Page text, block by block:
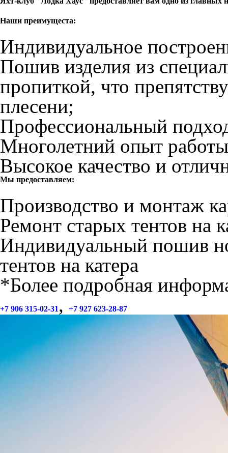
Наши преимущеста:
Индивидуальное
Пошив изделия из
пропиткой, что
плесени;
Профессиональный
Многолетний опыт
Высокое качество и
Мы предоставляем:
Производство и монтаж
Ремонт старых тентов на
Индивидуальный пошив
тентов на катера
*Более подробная
+7 906 315-02-31 , +7 927 623-28-87